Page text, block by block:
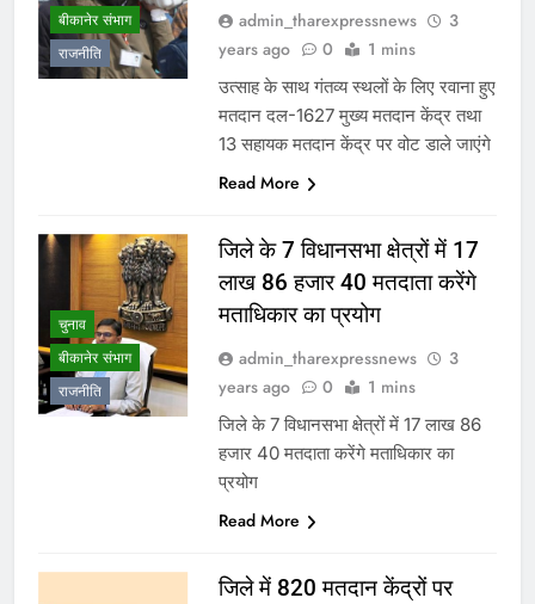
बीकानेर संभाग
राजनीति
admin_tharexpressnews
3
years ago
0 1 mins
उत्साह के साथ गंतव्य स्थलों के लिए रवाना हुए
मतदान दल-1627 मुख्य मतदान केंद्र तथा
13 सहायक मतदान केंद्र पर वोट डाले जाएंगे
Read More
चुनाव
बीकानेर संभाग
राजनीति
जिले के 7 विधानसभा क्षेत्रों में 17
लाख 86 हजार 40 मतदाता करेंगे
मताधिकार का प्रयोग
admin_tharexpressnews
3
years ago
0 1 mins
जिले के 7 विधानसभा क्षेत्रों में 17 लाख 86
हजार 40 मतदाता करेंगे मताधिकार का
प्रयोग
Read More
जिले में 820 मतदान केंद्रों पर